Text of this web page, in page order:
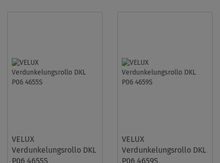
VELUX
Verdunkelungsrollo DKL
P06 4655S
VELUX
Verdunkelungsrollo DKL
P06 4659S